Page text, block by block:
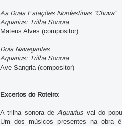
As Duas Estações Nordestinas “Chuva”
Aquarius: Trilha Sonora
Mateus Alves (compositor)
Dois Navegantes
Aquarius: Trilha Sonora
Ave Sangria (compositor)
Excertos do Roteiro:
A trilha sonora deAquariusvai do
Um dos músicos presentes na obra